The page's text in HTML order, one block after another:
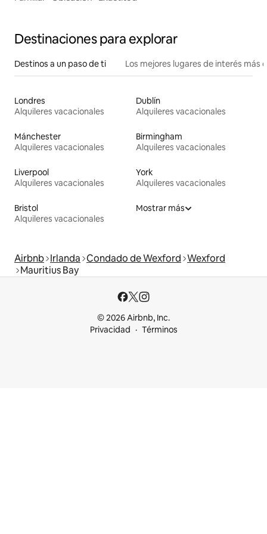
Destinaciones para explorar
Destinos a un paso de ti Los mejores lugares de interés más
Londres
Alquileres vacacionales
Dublín
Alquileres vacacionales
Mánchester
Alquileres vacacionales
Birmingham
Alquileres vacacionales
Liverpool
Alquileres vacacionales
York
Alquileres vacacionales
Bristol
Alquileres vacacionales
Mostrar más
Airbnb Irlanda Condado de Wexford Wexford
Mauritius Bay
© 2026 Airbnb, Inc.
Privacidad
Términos